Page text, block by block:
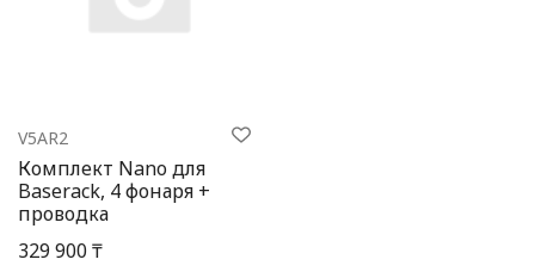
V5AR2
Комплект Nano для
Baserack, 4 фонаря +
проводка
329 900 ₸